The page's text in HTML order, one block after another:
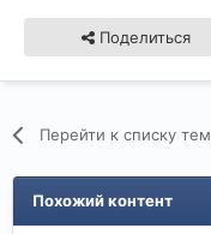
Поделиться
Перейти к списку тем
Похожий контент